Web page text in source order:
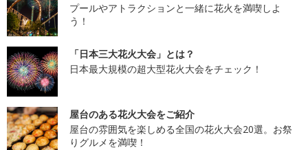
プールやアトラクションと一緒に花火を満喫しよ
う！
「日本三大花火大会」とは？
日本最大規模の超大型花火大会をチェック！
屋台のある花火大会をご紹介
屋台の雰囲気を楽しめる全国の花火大会20選。お祭
りグルメを満喫！